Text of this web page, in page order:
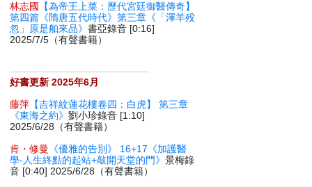
林志國
【為帝王上菜：歷代宮廷御醫傳奇】
第四篇《隋唐五代時代》第三章《「渾羊殁
忽」原是舶來品》書亞錄音 [0:16]
2025/7/5（有聲書籍）
好書更新 2025年6月
藤萍 【吉祥紋蓮花樓卷四：白虎】 第三章
《東海之約》劉小珍錄音 [1:10]
2025/6/28（有聲書籍）
肯・修曼
《優雅的告別》 16+17《加護醫
學-人生終點的起站+敲開天堂的門》景梅錄
音 [0:40] 2025/6/28（有聲書籍）